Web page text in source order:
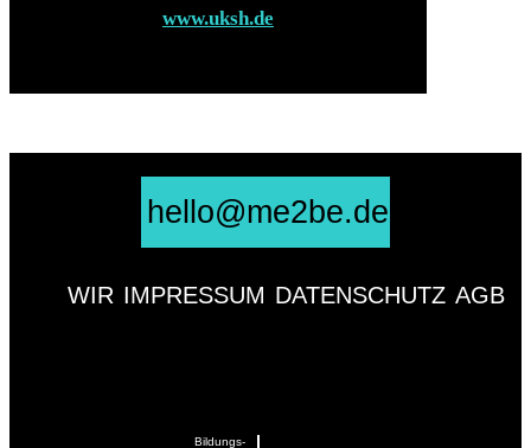
www.uksh.de
hello@me2be.de
WIR IMPRESSUM DATENSCHUTZ AGB
Bildungs-